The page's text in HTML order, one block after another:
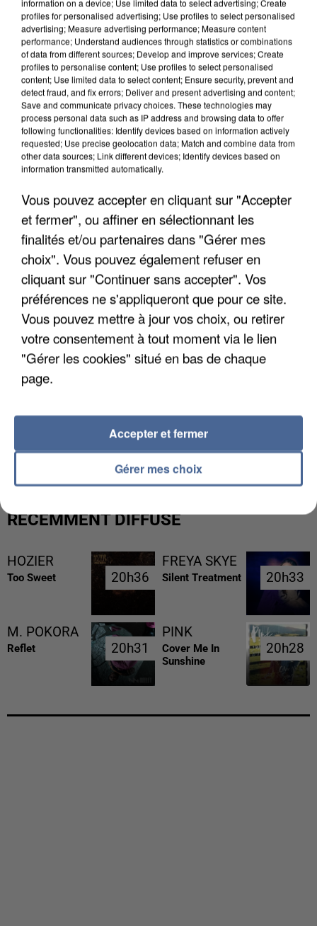
APRÈS TOUTES CES CANICULES, LES REFUGES
DE FAUNE SAUVAGE SONT...
L’UN DES FONDATEURS SUPPOSÉS DE LA DZ
MAFIA INTERPELLÉ EN ALGÉRIE
RÉCEMMENT DIFFUSÉ
HOZIER
Too Sweet 20h36
20h36
FREYA SKYE
Silent Treatment 20h33
20h33
M. POKORA
Reflet 20h31
20h31
PINK
Cover Me In
Sunshine
20h28
20h28
profiles for personalised advertising; Use profiles to select personalised
advertising; Measure advertising performance; Measure content
performance; Understand audiences through statistics or combinations
of data from different sources; Develop and improve services; Create
profiles to personalise content; Use profiles to select personalised
content; Use limited data to select content; Ensure security, prevent and
detect fraud, and fix errors; Deliver and present advertising and content;
Save and communicate privacy choices. These technologies may
process personal data such as IP address and browsing data to offer
following functionalities: Identify devices based on information actively
requested; Use precise geolocation data; Match and combine data from
other data sources; Link different devices; Identify devices based on
information transmitted automatically.
Vous pouvez accepter en cliquant sur "Accepter
et fermer", ou affiner en sélectionnant les
finalités et/ou partenaires dans "Gérer mes
choix". Vous pouvez également refuser en
cliquant sur "Continuer sans accepter". Vos
préférences ne s'appliqueront que pour ce site.
Vous pouvez mettre à jour vos choix, ou retirer
votre consentement à tout moment via le lien
"Gérer les cookies" situé en bas de chaque
page.
Gérer mes choix
Accepter et fermer